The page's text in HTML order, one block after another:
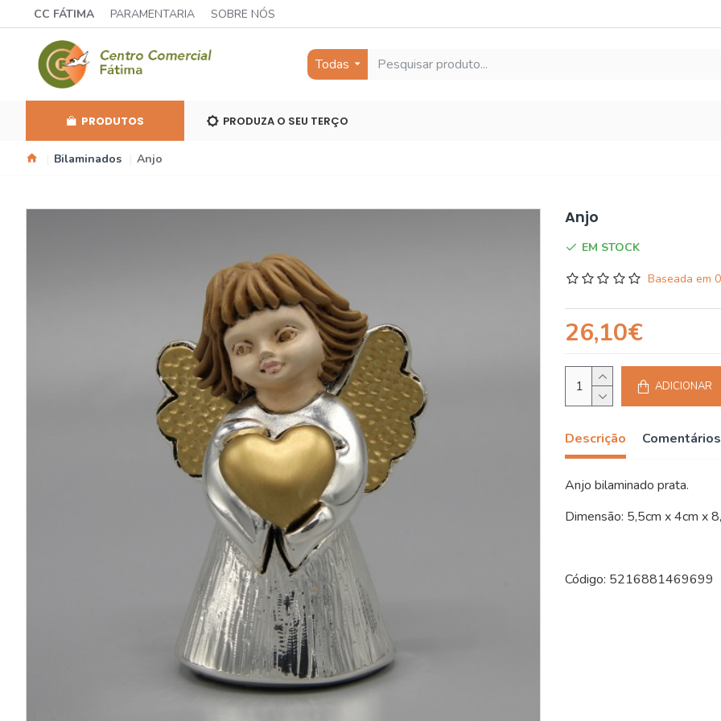
CC FÁTIMA PARAMENTARIA SOBRE NÓS
Todas
PRODUTOS PRODUZA O SEU TERÇO
Bilaminados Anjo
Anjo
EM STOCK
Baseada em
26,10€
ADICIONAR
Descrição Comentários
Anjo bilaminado prata.
Dimensão: 5,5cm x 4cm x
Código: 5216881469699